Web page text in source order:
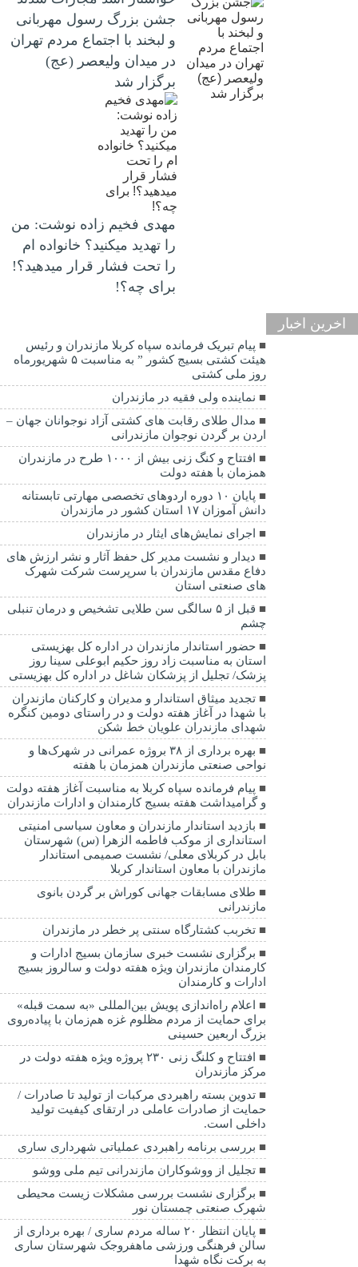
جشن بزرگ رسول مهربانی
و لبخند با اجتماع مردم تهران
در میدان ولیعصر (عج)
برگزار شد
مهدی فخیم زاده نوشت: من
را تهدید میکنید؟ خانواده ام
را‌ تحت فشار قرار میدهید؟!
برای چه؟!
اخرین اخبار
پیام تبریک فرمانده سپاه کربلا مازندران و رئیس
هیئت کشتی بسیج کشور ” به مناسبت ۵ شهریورماه
روز ملی کشتی
نماينده ولی فقیه در مازندران
مدال طلای رقابت های کشتی آزاد نوجوانان جهان –
اردن بر گردن نوجوان مازندرانی
افتتاح و کنگ زنی بیش از ۱۰۰۰ طرح در مازندران
همزمان با هفته دولت
پایان ۱۰ دوره اردوهای تخصصی مهارتی تابستانه
دانش آموزان ۱۷ استان کشور در مازندران
اجرای نمایش‌های ایثار در مازندران
دیدار و نشست مدیر کل حفظ آثار و نشر ارزش های
دفاع مقدس مازندران با سرپرست شرکت شهرک
های صنعتی استان
قبل از ۵ سالگی سن طلایی تشخیص و درمان تنبلی
چشم
حضور استاندار مازندران در اداره کل بهزیستی
استان به مناسبت زاد روز حکیم ابوعلی سینا روز
پزشک/ تجلیل از پزشکان شاغل در اداره کل بهزیستی
تجدید میثاق استاندار و مدیران و کارکنان مازندران
با شهدا در آغاز هفته دولت و در راستای دومین کنگره
شهدای مازندران علویان خط شکن
بهره برداری از ۳۸ بروژه عمرانی در شهرک‌ها و
نواحی صنعتی مازندران همزمان با هفته
پیام فرمانده سپاه کربلا به مناسبت آغاز هفته دولت
و گرامیداشت هفته بسیج کارمندان و ادارات مازندران
بازدید استاندار مازندران و معاون سیاسی امنیتی
استانداری از موکب فاطمه الزهرا (س) شهرستان
بابل در کربلای معلی/ نشست صمیمی استاندار
مازندران با معاون استاندار کربلا
طلای مسابقات جهانی کوراش بر گردن بانوی
مازندرانی
تخربب کشتارگاه سنتی پر خطر در مازندران
برگزاری نشست خبری سازمان بسیج ادارات و
کارمندان مازندران ویژه هفته دولت و سالروز بسیج
ادارات و کارمندان
اعلام راه‌اندازی پویش بین‌المللی «به سمت قبله»
برای حمایت از مردم مظلوم غزه هم‌زمان با پیاده‌روی
بزرگ اربعین حسینی
افتتاح و کلنگ زنی ۲۳۰ پروژه ویژه هفته دولت در
مرکز مازندران
تدوین بسته راهبردی مرکبات از تولید تا صادرات /
حمایت از صادرات عاملی در ارتقای کیفیت تولید
داخلی است.
بررسی برنامه راهبردی عملیاتی شهرداری ساری
تجلیل از ووشوکاران مازندرانی تیم ملی ووشو
برگزاری نشست بررسی مشکلات زیست محیطی
شهرک صنعتی چمستان نور
پایان انتظار ۲۰ ساله مردم ساری / بهره برداری از
سالن فرهنگی ورزشی ماهفروجک شهرستان ساری
به برکت نگاه شهدا